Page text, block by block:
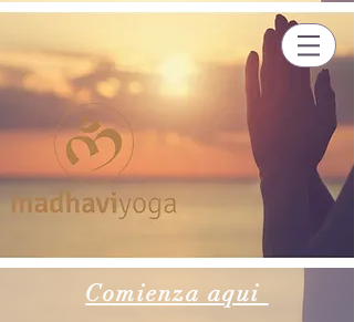
Comienza aqui